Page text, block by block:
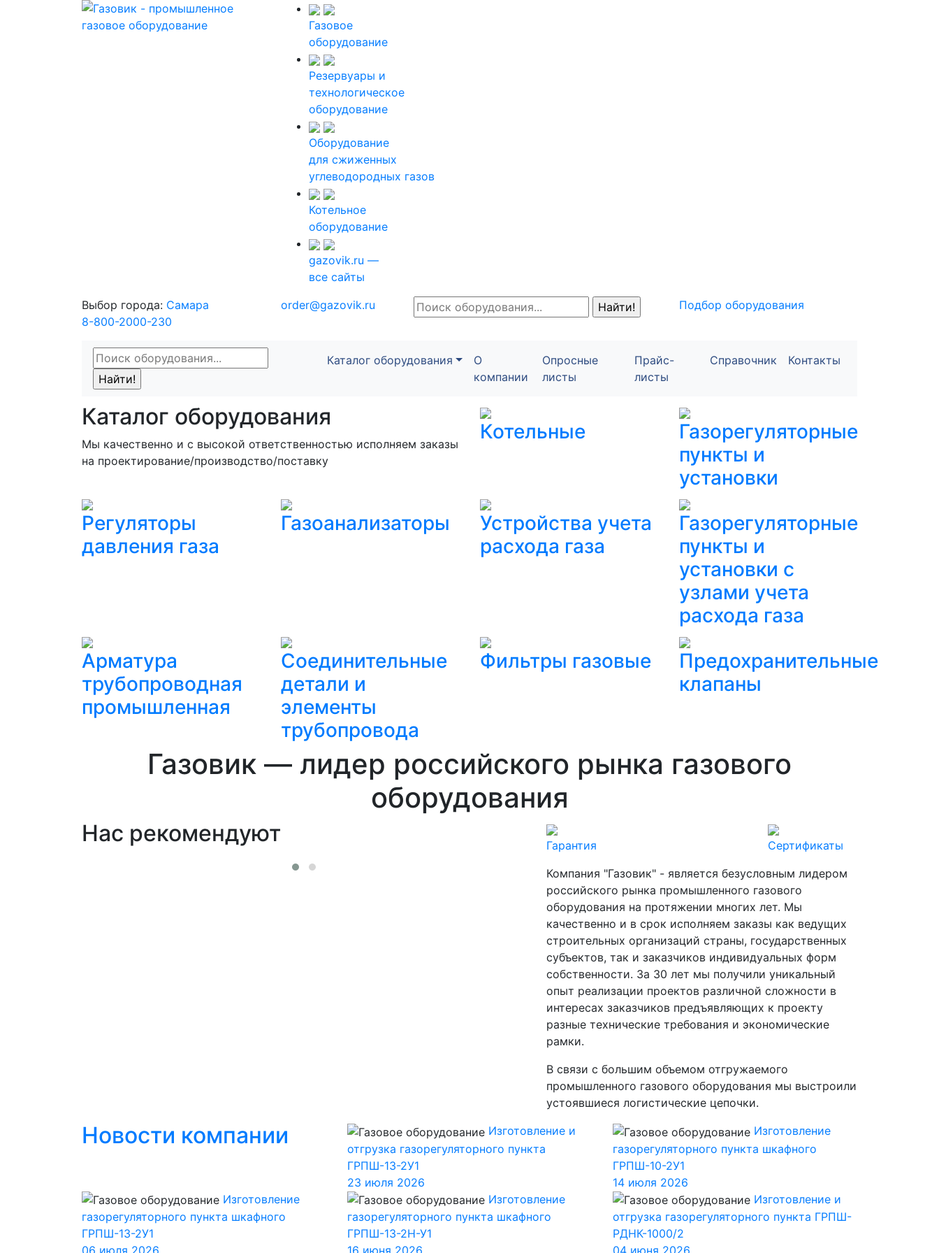
Газовое
оборудование
Резервуары и
технологическое
оборудование
Оборудование
для сжиженных
углеводородных газов
Котельное
оборудование
gazovik.ru —
все сайты
Выбор города: Самара
8-800-2000-230
order@gazovik.ru Подбор оборудования
Каталог оборудования
О
компании
Опросные
листы
Прайс-
листы
Справочник Контакты
Каталог оборудования
Мы качественно и с высокой ответственностью исполняем заказы
на проектирование/производство/поставку
Котельные
Газорегуляторные
пункты и
установки
Регуляторы
давления газа
Газоанализаторы
Устройства учета
расхода газа
Газорегуляторные
пункты и
установки с
узлами учета
расхода газа
Арматура
трубопроводная
промышленная
Соединительные
детали и
элементы
трубопровода
Фильтры газовые
Предохранительные
клапаны
Газовик — лидер российского рынка газового
оборудования
Нас рекомендуют Гарантия
Сертификаты
Компания "Газовик" - является безусловным лидером
российского рынка промышленного газового
оборудования на протяжении многих лет. Мы
качественно и в срок исполняем заказы как ведущих
строительных организаций страны, государственных
субъектов, так и заказчиков индивидуальных форм
собственности. За 30 лет мы получили уникальный
опыт реализации проектов различной сложности в
интересах заказчиков предъявляющих к проекту
разные технические требования и экономические
рамки.
В связи с большим объемом отгружаемого
промышленного газового оборудования мы выстроили
устоявшиеся логистические цепочки.
Новости компании
Изготовление и
отгрузка газорегуляторного пункта
ГРПШ-13-2У1
23 июля 2026
Изготовление
газорегуляторного пункта шкафного
ГРПШ-10-2У1
14 июля 2026
Изготовление
газорегуляторного пункта шкафного
ГРПШ-13-2У1
Изготовление
газорегуляторного пункта шкафного
ГРПШ-13-2Н-У1
Изготовление и
отгрузка газорегуляторного пункта ГРПШ-
РДНК-1000/2